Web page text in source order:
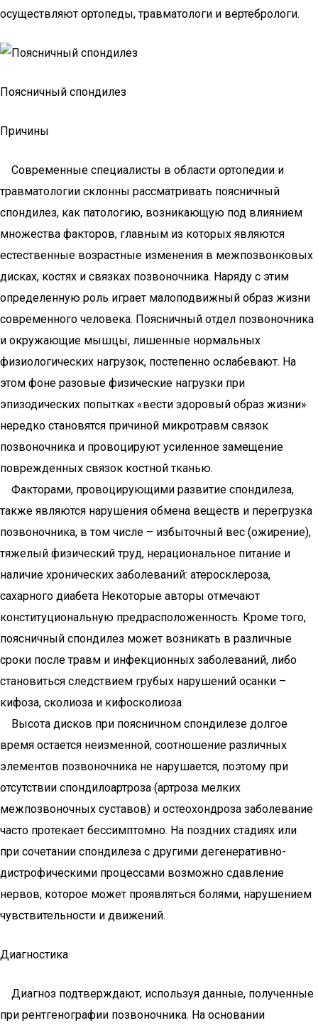
осуществляют ортопеды, травматологи и вертебрологи.
Поясничный спондилез
Причины
Современные специалисты в области ортопедии и
травматологии склонны рассматривать поясничный
спондилез, как патологию, возникающую под влиянием
множества факторов, главным из которых являются
естественные возрастные изменения в межпозвонковых
дисках, костях и связках позвоночника. Наряду с этим
определенную роль играет малоподвижный образ жизни
современного человека. Поясничный отдел позвоночника
и окружающие мышцы, лишенные нормальных
физиологических нагрузок, постепенно ослабевают. На
этом фоне разовые физические нагрузки при
эпизодических попытках «вести здоровый образ жизни»
нередко становятся причиной микротравм связок
позвоночника и провоцируют усиленное замещение
поврежденных связок костной тканью.
Факторами, провоцирующими развитие спондилеза,
также являются нарушения обмена веществ и перегрузка
позвоночника, в том числе – избыточный вес (ожирение),
тяжелый физический труд, нерациональное питание и
наличие хронических заболеваний: атеросклероза,
сахарного диабета Некоторые авторы отмечают
конституциональную предрасположенность. Кроме того,
поясничный спондилез может возникать в различные
сроки после травм и инфекционных заболеваний, либо
становиться следствием грубых нарушений осанки –
кифоза, сколиоза и кифосколиоза.
Высота дисков при поясничном спондилезе долгое
время остается неизменной, соотношение различных
элементов позвоночника не нарушается, поэтому при
отсутствии спондилоартроза (артроза мелких
межпозвоночных суставов) и остеохондроза заболевание
часто протекает бессимптомно. На поздних стадиях или
при сочетании спондилеза с другими дегенеративно-
дистрофическими процессами возможно сдавление
нервов, которое может проявляться болями, нарушением
чувствительности и движений.
Диагностика
Диагноз подтверждают, используя данные, полученные
при рентгенографии позвоночника. На основании